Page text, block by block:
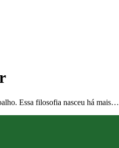
Essa filosofia nasceu há mais…